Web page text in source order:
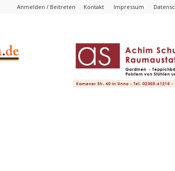
Anmelden / Beitreten Kontakt Impressum